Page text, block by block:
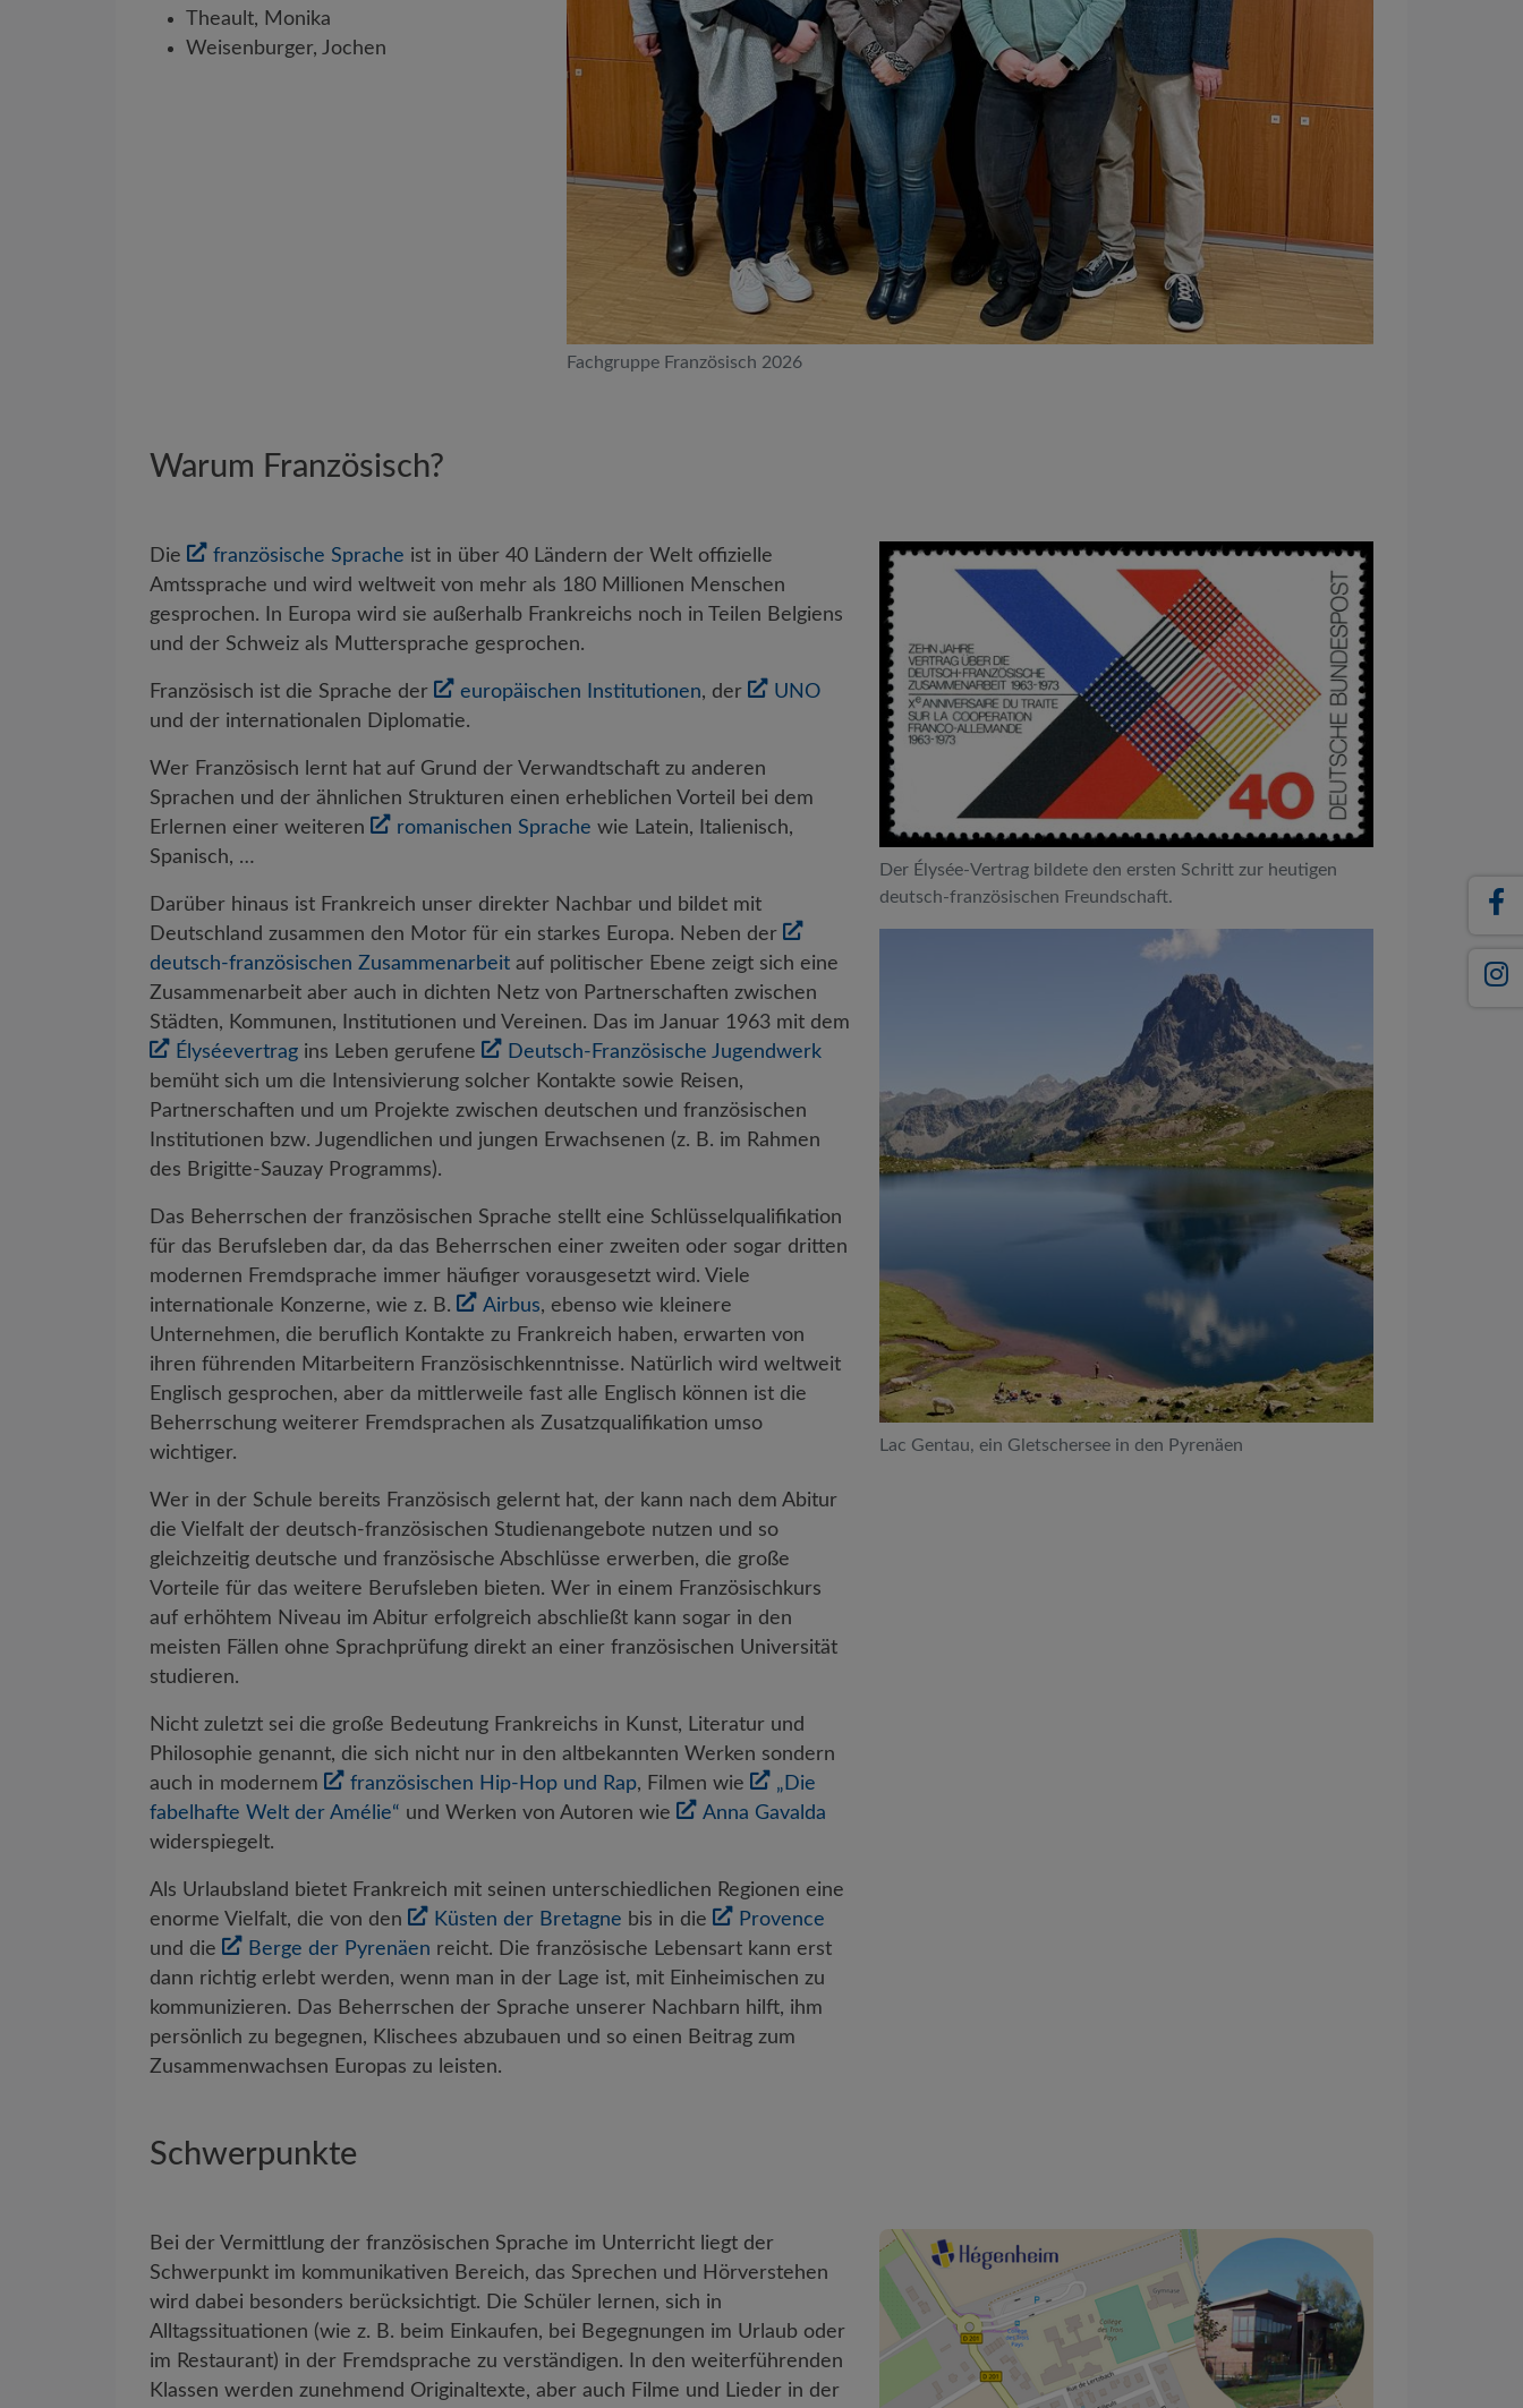
Theault, Monika
Weisenburger, Jochen
Fachgruppe Französisch 2026
Warum Französisch?
Die französische Sprache ist in über 40 Ländern der Welt offizielle
Amtssprache und wird weltweit von mehr als 180 Millionen Menschen
gesprochen. In Europa wird sie außerhalb Frankreichs noch in Teilen Belgiens
und der Schweiz als Muttersprache gesprochen.
Französisch ist die Sprache der europäischen Institutionen, der
UNO
und der internationalen Diplomatie.
Wer Französisch lernt hat auf Grund der Verwandtschaft zu anderen
Sprachen und der ähnlichen Strukturen einen erheblichen Vorteil bei dem
Erlernen einer weiteren
romanischen Sprache wie Latein, Italienisch,
Spanisch, …
Darüber hinaus ist Frankreich unser direkter Nachbar und bildet mit
Deutschland zusammen den Motor für ein starkes Europa. Neben der
deutsch-französischen Zusammenarbeit auf politischer Ebene zeigt sich eine
Zusammenarbeit aber auch in dichten Netz von Partnerschaften zwischen
Städten, Kommunen, Institutionen und Vereinen. Das im Januar 1963 mit dem
Élyséevertragins Leben gerufene
Deutsch-Französische Jugendwerk
bemüht sich um die Intensivierung solcher Kontakte sowie Reisen,
Partnerschaften und um Projekte zwischen deutschen und französischen
Institutionen bzw. Jugendlichen und jungen Erwachsenen (z. B. im Rahmen
des Brigitte-Sauzay Programms).
Das Beherrschen der französischen Sprache stellt eine Schlüsselqualifikation
für das Berufsleben dar, da das Beherrschen einer zweiten oder sogar dritten
modernen Fremdsprache immer häufiger vorausgesetzt wird. Viele
internationale Konzerne, wie z. B.
Airbus, ebenso wie kleinere
Unternehmen, die beruflich Kontakte zu Frankreich haben, erwarten von
ihren führenden Mitarbeitern Französischkenntnisse. Natürlich wird weltweit
Englisch gesprochen, aber da mittlerweile fast alle Englisch können ist die
Beherrschung weiterer Fremdsprachen als Zusatzqualifikation umso
wichtiger.
Wer in der Schule bereits Französisch gelernt hat, der kann nach dem Abitur
die Vielfalt der deutsch-französischen Studienangebote nutzen und so
gleichzeitig deutsche und französische Abschlüsse erwerben, die große
Vorteile für das weitere Berufsleben bieten. Wer in einem Französischkurs
auf erhöhtem Niveau im Abitur erfolgreich abschließt kann sogar in den
meisten Fällen ohne Sprachprüfung direkt an einer französischen Universität
studieren.
Nicht zuletzt sei die große Bedeutung Frankreichs in Kunst, Literatur und
Philosophie genannt, die sich nicht nur in den altbekannten Werken sondern
auch in modernem
französischen Hip-Hop und Rap, Filmen wie
„Die
fabelhafte Welt der Amélie“ und Werken von Autoren wie
Anna Gavalda
widerspiegelt.
Als Urlaubsland bietet Frankreich mit seinen unterschiedlichen Regionen eine
enorme Vielfalt, die von den
Küsten der Bretagne bis in die
Provence
und die
Berge der Pyrenäen reicht. Die französische Lebensart kann erst
dann richtig erlebt werden, wenn man in der Lage ist, mit Einheimischen zu
kommunizieren. Das Beherrschen der Sprache unserer Nachbarn hilft, ihm
persönlich zu begegnen, Klischees abzubauen und so einen Beitrag zum
Zusammenwachsen Europas zu leisten.
Der Élysée-Vertrag bildete den ersten Schritt zur heutigen
deutsch-französischen Freundschaft.
Lac Gentau, ein Gletschersee in den Pyrenäen
Schwerpunkte
Bei der Vermittlung der französischen Sprache im Unterricht liegt der
Schwerpunkt im kommunikativen Bereich, das Sprechen und Hörverstehen
wird dabei besonders berücksichtigt. Die Schüler lernen, sich in
Alltagssituationen (wie z. B. beim Einkaufen, bei Begegnungen im Urlaub oder
im Restaurant) in der Fremdsprache zu verständigen. In den weiterführenden
Klassen werden zunehmend Originaltexte, aber auch Filme und Lieder in der